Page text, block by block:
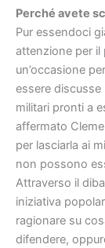
Perché avete
Pur essendoci
attenzione per
un’occasione
essere
militari pronti a
affermato
per lasciarla ai
non possono
Attraverso il
iniziativa
ragionare su
difendere,